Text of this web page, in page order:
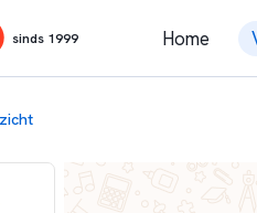
sinds 1999 Home